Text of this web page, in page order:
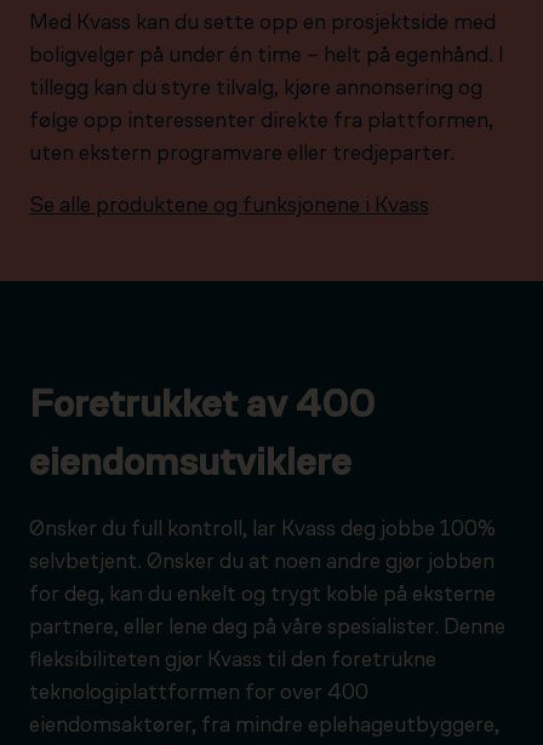
Med Kvass kan du sette opp en prosjektside med
boligvelger på under én time – helt på egenhånd. I
tillegg kan du styre tilvalg, kjøre annonsering og
følge opp interessenter direkte fra plattformen,
uten ekstern programvare eller tredjeparter.
Se alle produktene og funksjonene i Kvass
Foretrukket av 400
eiendomsutviklere
Ønsker du full kontroll, lar Kvass deg jobbe 100%
selvbetjent. Ønsker du at noen andre gjør jobben
for deg, kan du enkelt og trygt koble på eksterne
partnere, eller lene deg på våre spesialister. Denne
fleksibiliteten gjør Kvass til den foretrukne
teknologiplattformen for over 400
eiendomsaktører, fra mindre eplehageutbyggere,